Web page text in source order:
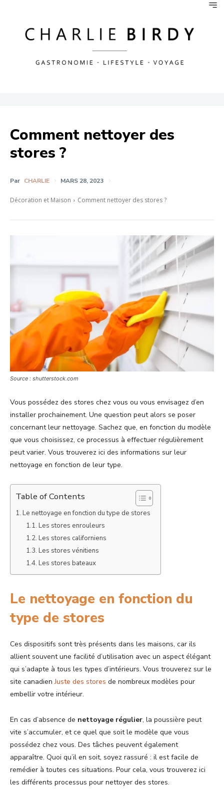
Comment nettoyer des
stores ?
Par CHARLIE MARS 28, 2023
Décoration et Maison Comment nettoyer des stores ?
Source : shutterstock.com
Vous possédez des stores chez vous ou vous envisagez d’en
installer prochainement. Une question peut alors se poser
concernant leur nettoyage. Sachez que, en fonction du modèle
que vous choisissez, ce processus à effectuer régulièrement
peut varier. Vous trouverez ici des informations sur leur
nettoyage en fonction de leur type.
Table of Contents
Le nettoyage en fonction du type de stores
Les stores enrouleurs
Les stores californiens
Les stores vénitiens
Les stores bateaux
Le nettoyage en fonction du
type de stores
Ces dispositifs sont très présents dans les maisons, car ils
allient souvent une facilité d’utilisation avec un aspect élégant
qui s’adapte à tous les types d’intérieurs. Vous trouverez sur le
site canadienJuste des stores de nombreux modèles pour
embellir votre intérieur.
En cas d’absence de nettoyage régulier, la poussière peut
vite s’accumuler, et ce quel que soit le modèle que vous
possédez chez vous. Des tâches peuvent également
apparaître. Quoi qu’il en soit, soyez rassuré : il est facile de
remédier à toutes ces situations. Pour cela, vous trouverez ici
les différents processus pour nettoyer des stores.